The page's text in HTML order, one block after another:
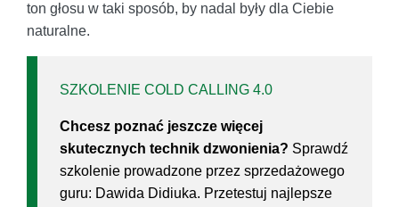
ton głosu w taki sposób, by nadal były dla Ciebie
naturalne.
SZKOLENIE COLD CALLING 4.0
Chcesz poznać jeszcze więcej
skutecznych technik dzwonienia? Sprawdź
szkolenie prowadzone przez sprzedażowego
guru: Dawida Didiuka. Przetestuj najlepsze